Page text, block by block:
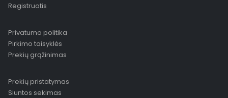
Registruotis
Privatumo politika
Pirkimo taisyklės
Prekių grąžinimas
Prekių pristatymas
Siuntos sekimas